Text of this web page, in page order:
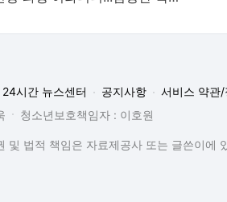
24시간 뉴스센터 공지사항
서비스 약관/
청소년보호책임자 : 이호원
및 법적 책임은 자료제공사 또는 글쓴이에